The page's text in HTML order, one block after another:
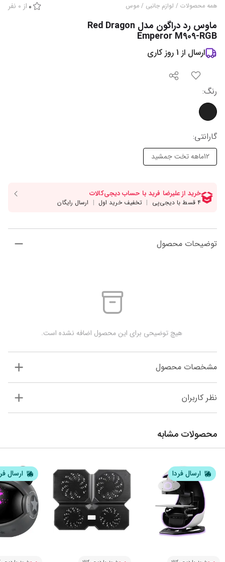
همه محصولات / لوازم جانبی / موس 0 از 0 نفر
ماوس رد دراگون مدل Red Dragon
Emperor M909-RGB
ارسال از 1 روز کاری
رنگ:
گارانتی:
12ماهه تخت جمشید
توضیحات محصول
هیچ توضیحی برای این محصول اضافه نشده است.
مشخصات محصول
نظر کاربران
محصولات مشابه
ارسال فردا ارسال